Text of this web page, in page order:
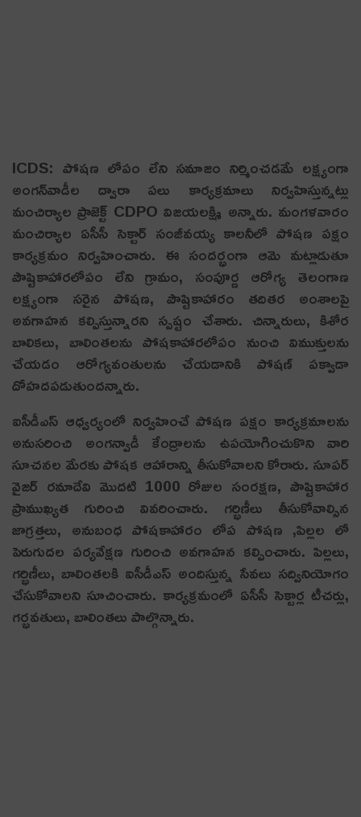
ICDS: పోష‌ణ లోపం లేని స‌మాజం నిర్మించ‌డ‌మే ల‌క్ష్యంగా
అంగ‌న్‌వాడీల ద్వారా ప‌లు కార్య‌క్ర‌మాలు నిర్వ‌హిస్తున్న‌ట్లు
మంచిర్యాల‌ ప్రాజెక్ట్ CDPO విజయలక్ష్మి అన్నారు. మంగ‌ళ‌వారం
మంచిర్యాల ఏసీసీ సెక్టార్ సంజీవయ్య కాలనీలో పోషణ పక్షం
కార్య‌క్ర‌మం నిర్వ‌హించారు. ఈ సంద‌ర్భంగా ఆమె మ‌ట్లాడుతూ
పౌష్టికాహారలోపం లేని గ్రామం, సంపూర్ణ ఆరోగ్య తెలంగాణ
లక్ష్యంగా సరైన పోషణ, పౌష్టికాహారం త‌దిత‌ర అంశాల‌పై
అవగాహన కల్పిస్తున్నారని స్ప‌ష్టం చేశారు. చిన్నారులు, కిశోర
బాలికలు, బాలింతలను పోషకాహారలోపం నుంచి విముక్తులను
చేయడం ఆరోగ్యవంతులను చేయడానికి పోషణ్‌ పక్వాడా
దోహదపడుతుంద‌న్నారు.
ఐసీడీఎస్ ఆధ్వర్యంలో నిర్వహించే పోషణ పక్షం కార్యక్రమాలను
అనుసరించి అంగన్వాడీ కేంద్రాలను ఉపయోగించుకొని వారి
సూచనల మేరకు పోషక ఆహారాన్ని తీసుకోవాలని కోరారు. సూపర్
వైజ‌ర్ రమాదేవి మొదటి 1000 రోజుల సంరక్షణ, పౌష్టికాహార
ప్రాముఖ్యత గురించి వివ‌రించారు. గర్భిణీలు తీసుకోవాల్సిన
జాగ్రత్తలు, అనుబంధ పోషకాహారం లోప పోషణ ,పిల్లల లో
పెరుగుదల పర్యవేక్షణ గురించి అవగాహన కల్పించారు. పిల్లలు,
గర్భిణీలు, బాలింతలకి ఐసీడీఎస్ అందిస్తున్న సేవలు సద్వినియోగం
చేసుకోవాలని సూచించారు. కార్య‌క్ర‌మంలో ఏసీసీ సెక్టార్ల టీచ‌ర్లు,
గ‌ర్భ‌వ‌తులు, బాలింత‌లు పాల్గొన్నారు.